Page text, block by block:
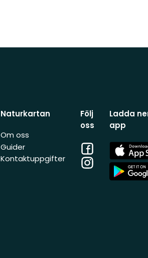
Naturkartan
Om oss
Guider
Kontaktuppgifter
Följ
oss
Facebook
Instagram
Ladda
app
App
Store
App
Store